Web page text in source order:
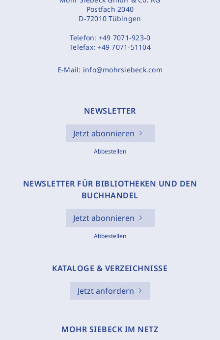
Postfach 2040
D-72010 Tübingen
Telefon: +49 7071-923-0
Telefax:+49 7071-51104
E-Mail: info@mohrsiebeck.com
NEWSLETTER
Jetzt abonnieren
Abbestellen
NEWSLETTER FÜR BIBLIOTHEKEN UND DEN
BUCHHANDEL
Jetzt abonnieren
Abbestellen
KATALOGE & VERZEICHNISSE
Jetzt anfordern
MOHR SIEBECK IM NETZ